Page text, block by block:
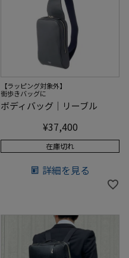
【ラッピング対象外】
街歩きバッグに
ボディバッグ｜リーブル
¥37,400
在庫切れ
詳細を見る